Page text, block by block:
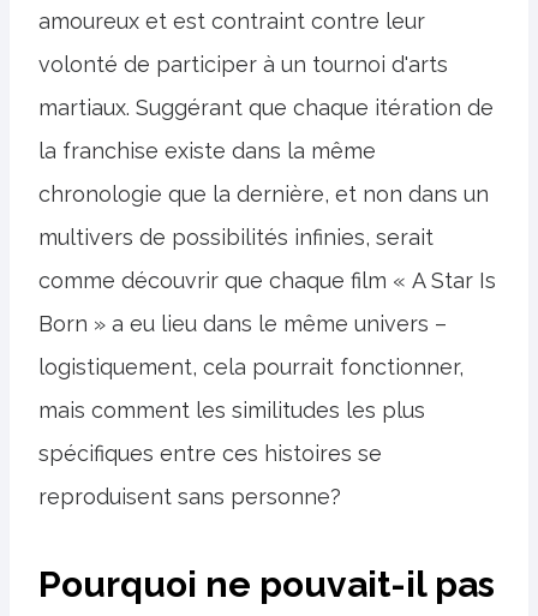
amoureux et est contraint contre leur
volonté de participer à un tournoi d'arts
martiaux. Suggérant que chaque itération de
la franchise existe dans la même
chronologie que la dernière, et non dans un
multivers de possibilités infinies, serait
comme découvrir que chaque film « A Star Is
Born » a eu lieu dans le même univers –
logistiquement, cela pourrait fonctionner,
mais comment les similitudes les plus
spécifiques entre ces histoires se
reproduisent sans personne?
Pourquoi ne pouvait-il pas